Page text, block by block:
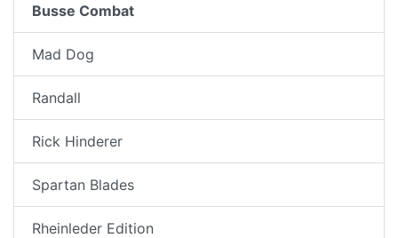
Busse Combat
Mad Dog
Randall
Rick Hinderer
Spartan Blades
Rheinleder Edition